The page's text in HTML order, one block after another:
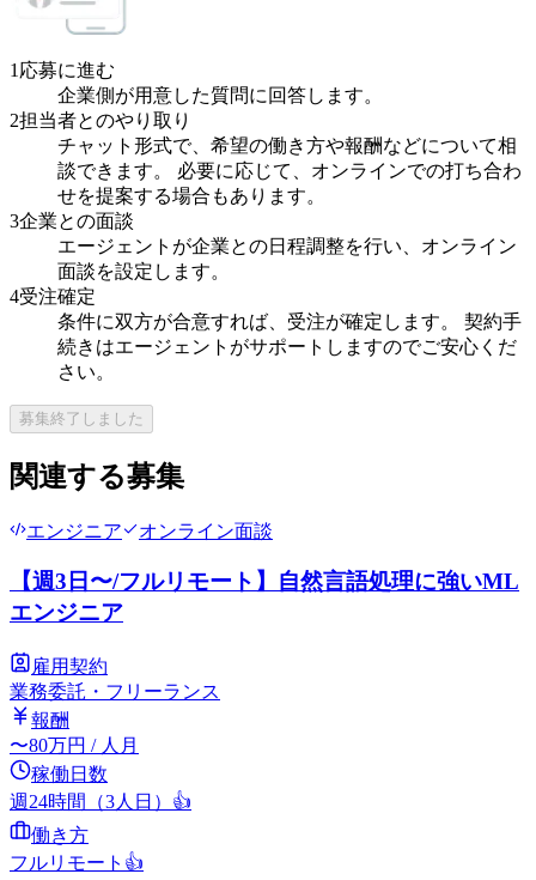
1 応募に進む
企業側が用意した質問に回答します。
2担当者とのやり取り
チャット形式で、希望の働き方や報酬などについて相
談できます。 必要に応じて、オンラインでの打ち合わ
せを提案する場合もあります。
3企業との面談
エージェントが企業との日程調整を行い、オンライン
面談を設定します。
4受注確定
条件に双方が合意すれば、受注が確定します。 契約手
続きはエージェントがサポートしますのでご安心くだ
さい。
募集終了しました
関連する募集
エンジニア オンライン面談
【週3日〜/フルリモート】自然言語処理に強いML
エンジニア
雇用契約
業務委託・フリーランス
報酬
〜80万円 / 人月
稼働日数
週24時間（3人日） 👍
働き方
フルリモート 👍